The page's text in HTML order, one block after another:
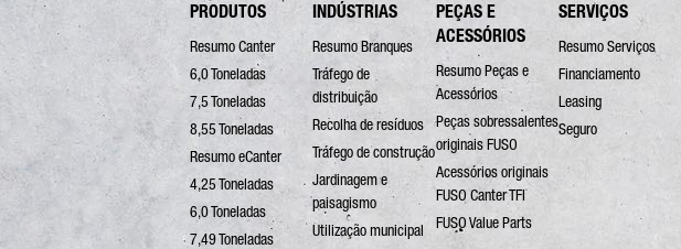
PRODUTOS
Resumo Canter
6,0 Toneladas
7,5 Toneladas
8,55 Toneladas
Resumo eCanter
4,25 Toneladas
6,0 Toneladas
7,49 Toneladas
INDÚSTRIAS
Resumo Branques
Tráfego de
distribuição
Recolha de resíduos
Tráfego de construção
Jardinagem e
paisagismo
Utilização municipal
PEÇAS E
ACESSÓRIOS
Resumo Peças e
Acessórios
Peças sobressalentes
originais FUSO
Acessórios originais
FUSO Canter TFI
FUSO Value Parts
SERVIÇOS
Resumo Serviços
Financiamento
Leasing
Seguro